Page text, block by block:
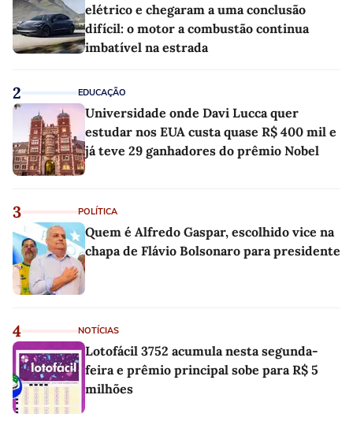
elétrico e chegaram a uma conclusão
difícil: o motor a combustão continua
imbatível na estrada
2 EDUCAÇÃO
Universidade onde Davi Lucca quer
estudar nos EUA custa quase R$ 400 mil e
já teve 29 ganhadores do prêmio Nobel
3 POLÍTICA
Quem é Alfredo Gaspar, escolhido vice na
chapa de Flávio Bolsonaro para presidente
4 NOTÍCIAS
Lotofácil 3752 acumula nesta segunda-
feira e prêmio principal sobe para R$ 5
milhões